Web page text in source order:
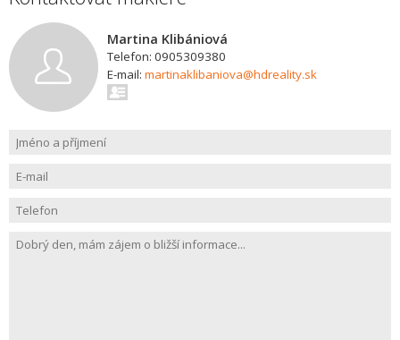
Martina Klibániová
Telefon: 0905309380
E-mail: martinaklibaniova@hdreality.sk